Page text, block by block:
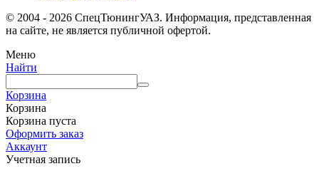
© 2004 - 2026 СпецТюнингУАЗ. Информация, представленная
на сайте, не является публичной офертой.
Меню
Найти
Корзина
Корзина
Корзина пуста
Оформить заказ
Аккаунт
Учетная запись